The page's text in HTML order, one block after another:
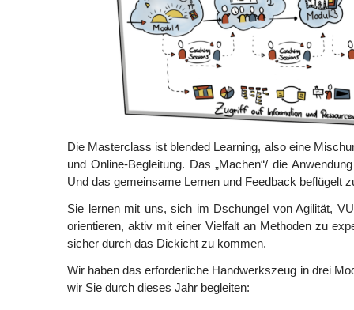
Die Masterclass ist blended Learning, also eine
und Online-Begleitung. Das „Machen“/ die
Und das gemeinsame Lernen und Feedback beflügelt
Sie lernen mit uns, sich im Dschungel von Agilität,
orientieren, aktiv mit einer Vielfalt an Methoden zu
sicher durch das Dickicht zu kommen.
Wir haben das erforderliche Handwerkszeug in drei
wir Sie durch dieses Jahr begleiten: